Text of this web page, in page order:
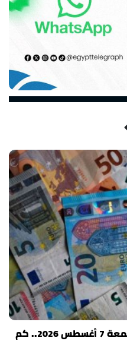
سعر اليورو في مصر اليوم الجمعة 7 أغسطس 2026.. كم